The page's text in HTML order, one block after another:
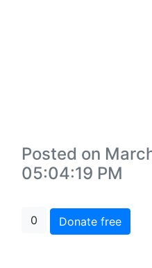
Posted on
05:04:19 PM
0 Donate free